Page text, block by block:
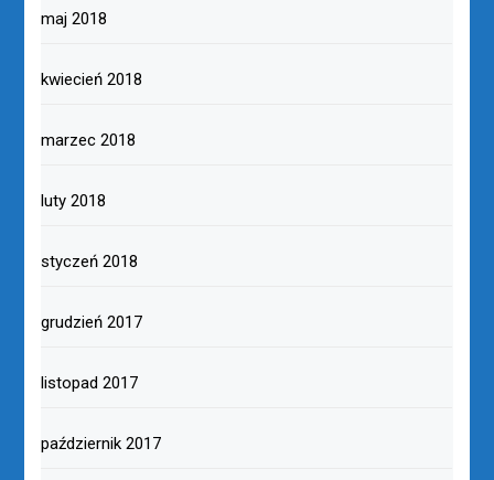
maj 2018
kwiecień 2018
marzec 2018
luty 2018
styczeń 2018
grudzień 2017
listopad 2017
październik 2017